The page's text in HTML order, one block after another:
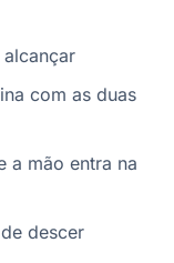
com as duas
a mão entra na
descer